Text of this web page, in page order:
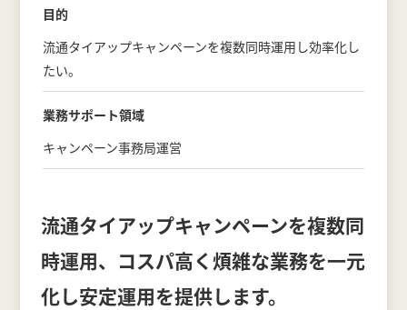
目的
流通タイアップキャンペーンを複数同時運用し効率化し
たい。
業務サポート領域
キャンペーン事務局運営
流通タイアップキャンペーンを複数同
時運用、コスパ高く煩雑な業務を一元
化し安定運用を提供します。